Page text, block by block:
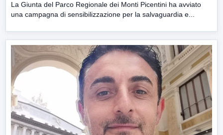
La Giunta del Parco Regionale dei Monti Picentini ha avviato
una campagna di sensibilizzazione per la salvaguardia e...